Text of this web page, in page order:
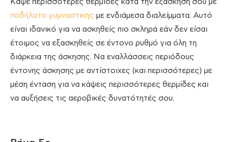
Κάψε περισσότερες θερμίδες κατά την εξάσκηση σου με
ποδήλατο γυμναστικής με ενδιάμεσα διαλείμματα. Αυτό
είναι ιδανικό για να ασκηθείς πιο σκληρά εάν δεν είσαι
έτοιμος να εξασκηθείς σε έντονο ρυθμό για όλη τη
διάρκεια της άσκησης. Να εναλλάσσεις περιόδους
έντονης άσκησης με αντίστοιχες (και περισσότερες) με
μέση ένταση για να κάψεις περισσότερες θερμίδες και
να αυξήσεις τις αεροβικές δυνατότητές σου.